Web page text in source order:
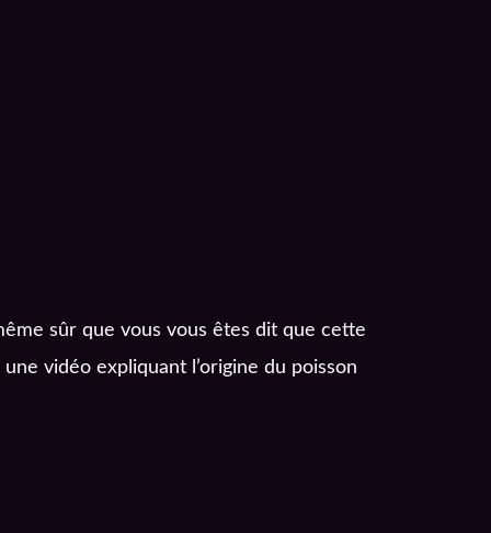
sûr que vous vous êtes dit que cette
vidéo expliquant l’origine du poisson